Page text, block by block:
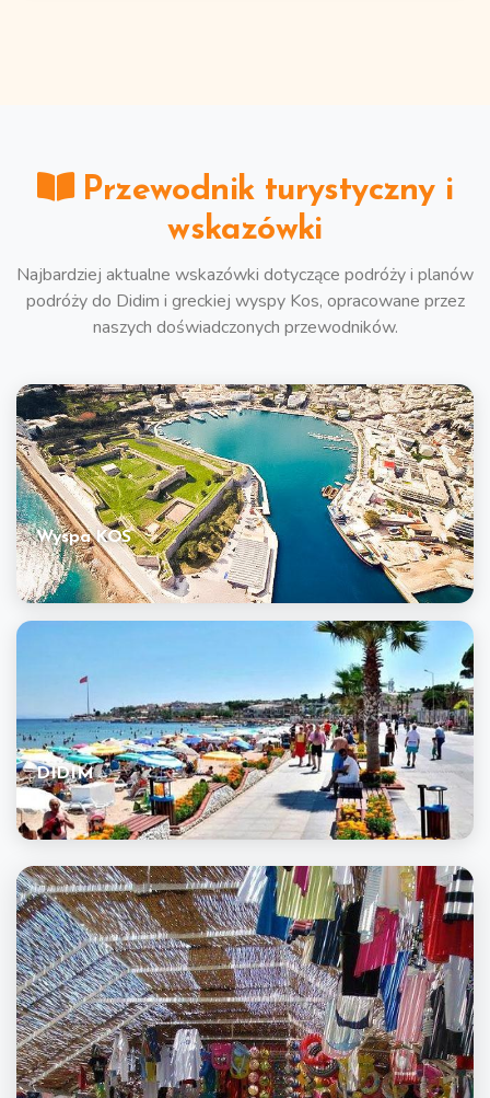
Przewodnik turystyczny i
wskazówki
Najbardziej aktualne wskazówki dotyczące podróży i planów
podróży do Didim i greckiej wyspy Kos, opracowane przez
naszych doświadczonych przewodników.
Wyspa KOS
DIDIM